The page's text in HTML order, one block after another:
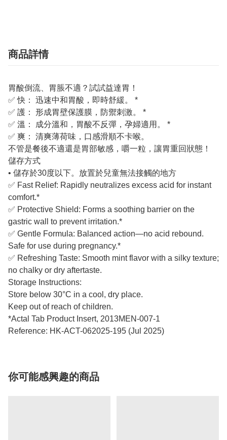
商品詳情
胃酸倒流、胃脹不適？試試益達胃！
✅ 快： 迅速中和胃酸，即時舒緩。 *
✅ 護： 形成胃壁保護膜，防禦刺激。 *
✅ 溫： 成分溫和，胃酸不反彈，孕婦適用。 *
✅ 爽： 清爽薄荷味，口感滑順不卡喉。
不管是餐後不適還是胃部敏感，嚼一粒，讓胃重回狀態！
儲存方式
• 儲存於30度以下。放置於兒童無法接觸的地方
✅ Fast Relief: Rapidly neutralizes excess acid for instant
comfort.*
✅ Protective Shield: Forms a soothing barrier on the
gastric wall to prevent irritation.*
✅ Gentle Formula: Balanced action—no acid rebound.
Safe for use during pregnancy.*
✅ Refreshing Taste: Smooth mint flavor with a silky texture;
no chalky or dry aftertaste.
Storage Instructions:
Store below 30°C in a cool, dry place.
Keep out of reach of children.
*Actal Tab Product Insert, 2013MEN-007-1
Reference: HK-ACT-062025-195 (Jul 2025)
你可能感興趣的商品